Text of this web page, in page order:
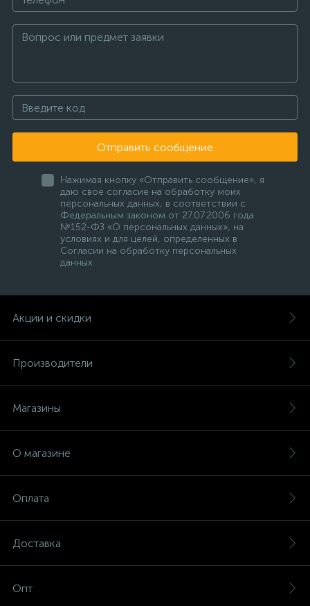
Отправить сообщение
Нажимая кнопку «Отправить сообщение», я
даю свое согласие на обработку моих
персональных данных, в соответствии с
Федеральным законом от 27.07.2006 года
№152-ФЗ «О персональных данных», на
условиях и для целей, определенных в
Согласии на обработку персональных
данных
Акции и скидки
Производители
Магазины
О магазине
Оплата
Доставка
Опт